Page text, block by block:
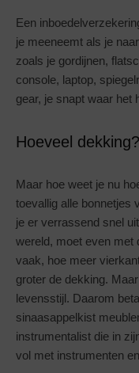
Een
je meeneemt als je
zoals je gordijnen,
console, laptop,
gear, je snapt waar het
Hoeveel dekking?
Maar hoe weet je nu
toevallig alle bonnetjes
je er verrassend snel
wereld, moet even met
vaak, hoe meer
groter de dekking.
levensstijl. Daarom
sinaasappelkist
instrumentalist die in
vol met instrumenten